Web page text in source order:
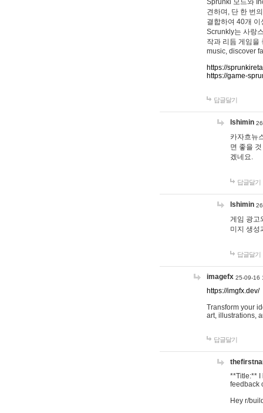
Sprunki 모드와
견하며, 단 한 번
결합하여 40개
Scrunkly는 사랑
작과 리듬 게임을
music, discover
https://
https://game-
답글달기
lshimin
카자흐뉴
면 좋을
겠네요.
답글달기
lshimin
게임 광고
미지 생성
답글달기
imagefx 25-09-16
https://imgfx.dev/
Transform your
art, illustrations,
답글달기
**Title:** I
feedback
Hey r/